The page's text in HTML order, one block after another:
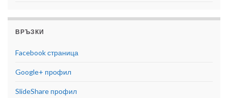
ВРЪЗКИ
Facebook страница
Google+ профил
SlideShare профил